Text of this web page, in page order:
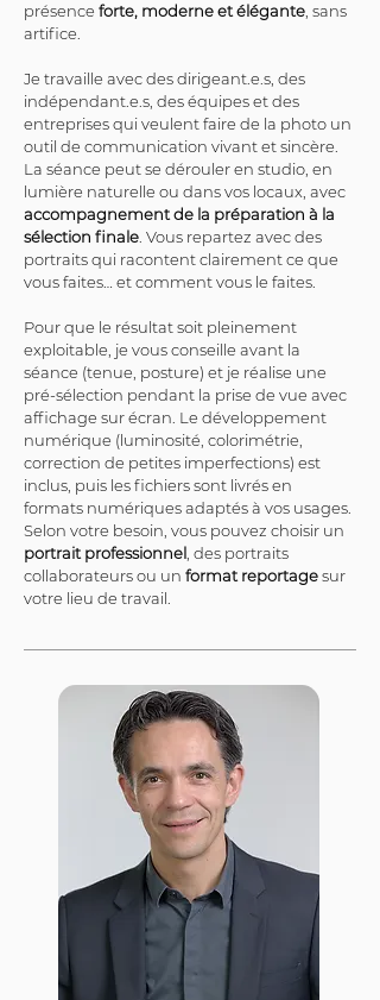
présence forte, moderne et élégante , sans
artifice.
Je travaille avec des dirigeant.e.s, des
indépendant.e.s, des équipes et des
entreprises qui veulent faire de la photo un
outil de communication vivant et sincère.
La séance peut se dérouler en studio, en
lumière naturelle ou dans vos locaux, avec
accompagnement de la préparation à la
sélection finale . Vous repartez avec des
portraits qui racontent clairement ce que
vous faites… et comment vous le faites.
Pour que le résultat soit pleinement
exploitable, je vous conseille avant la
séance (tenue, posture) et je réalise une
pré-sélection pendant la prise de vue avec
affichage sur écran. Le développement
numérique (luminosité, colorimétrie,
correction de petites imperfections) est
inclus, puis les fichiers sont livrés en
formats numériques adaptés à vos usages.
Selon votre besoin, vous pouvez choisir un
portrait professionnel , des portraits
collaborateurs ou un format reportage sur
votre lieu de travail.